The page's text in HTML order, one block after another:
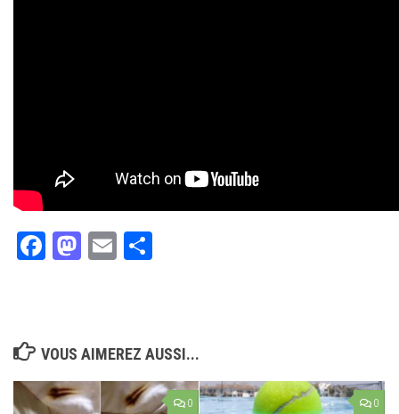
Facebook
Mastodon
Email
VOUS AIMEREZ AUSSI...
0 0